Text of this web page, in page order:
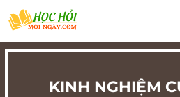
KINH NGHIỆM